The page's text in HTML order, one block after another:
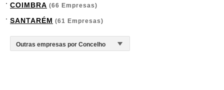
COIMBRA (66 Empresas)
SANTARÉM (61 Empresas)